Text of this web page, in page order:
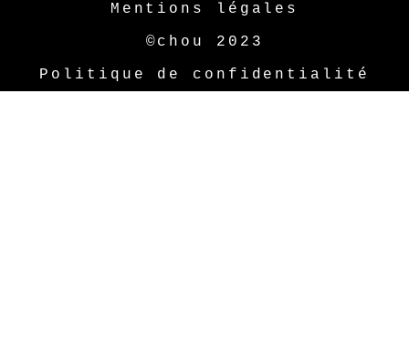
Mentions légales
©chou 2023
Politique de confidentialité